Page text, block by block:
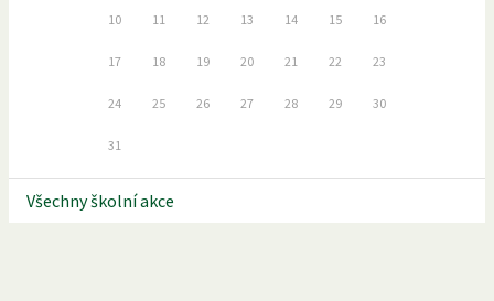
10 11 12 13 14 15 16
17 18 19 20 21 22 23
24 25 26 27 28 29 30
31
Všechny školní akce